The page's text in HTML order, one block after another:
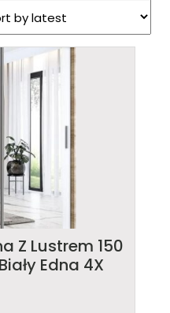
Z Lustrem 150
Edna 4X